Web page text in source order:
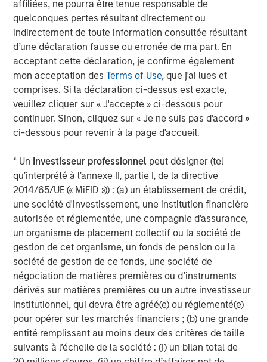
affiliées, ne pourra être tenue responsable de
quelconques pertes résultant directement ou
indirectement de toute information consultée résultant
d’une déclaration fausse ou erronée de ma part. En
acceptant cette déclaration, je confirme également
mon acceptation desTerms of Use, que j'ai lues et
comprises. Si la déclaration ci-dessus est exacte,
veuillez cliquer sur « J'accepte » ci-dessous pour
continuer. Sinon, cliquez sur « Je ne suis pas d'accord »
ci-dessous pour revenir à la page d'accueil.
* Un Investisseur professionnel peut désigner (tel
qu’interprété à l’annexe II, partie I, de la directive
2014/65/UE (« MiFID »)) : (a) un établissement de crédit,
une société d'investissement, une institution financière
autorisée et réglementée, une compagnie d'assurance,
un organisme de placement collectif ou la société de
gestion de cet organisme, un fonds de pension ou la
société de gestion de ce fonds, une société de
négociation de matières premières ou d’instruments
dérivés sur matières premières ou un autre investisseur
institutionnel, qui devra être agréé(e) ou réglementé(e)
pour opérer sur les marchés financiers ; (b) une grande
entité remplissant au moins deux des critères de taille
suivants à l’échelle de la société : (I) un bilan total de
to invest in core and growth-oriented portfolios across
non-U.S. markets.
Idées liées
BIG PICTURE
Video: Ten Investment Truths About Artificial
Intelligence
TALES FROM THE EMERGING WORLD
Video: Mexico's Domestic Opportunity
TALES FROM THE EMERGING WORLD
Video: The De-Americanization of
Globalization
The Author